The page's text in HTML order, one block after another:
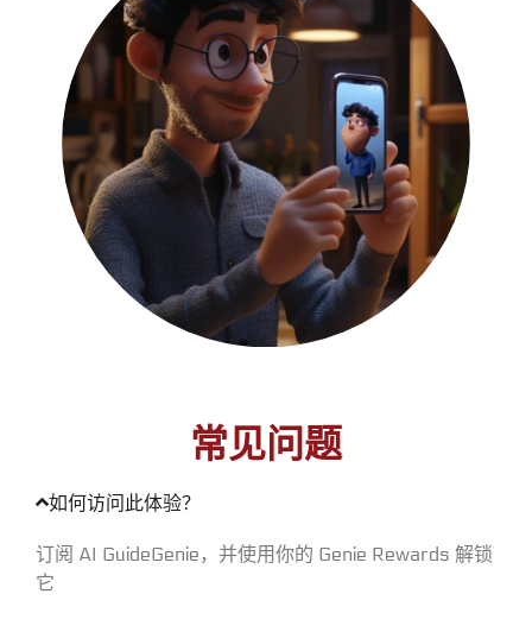
常见问题
如何访问此体验？
订阅 AI GuideGenie，并使用你的 Genie Rewards 解锁
它